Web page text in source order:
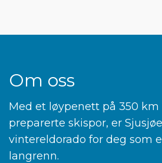
Om oss
Med et løypenett på 350
preparerte skispor, er
vintereldorado for deg som
langrenn.